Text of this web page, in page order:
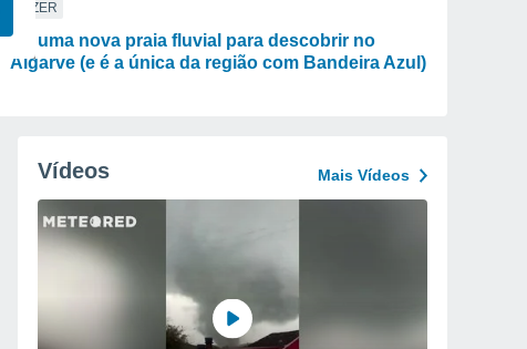
LAZER
Há uma nova praia fluvial para descobrir no
Algarve (e é a única da região com Bandeira Azul)
Vídeos Mais Vídeos